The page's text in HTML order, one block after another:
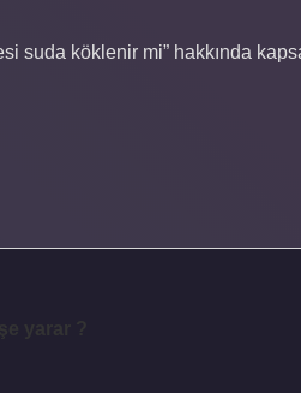
suda köklenir mi” hakkında